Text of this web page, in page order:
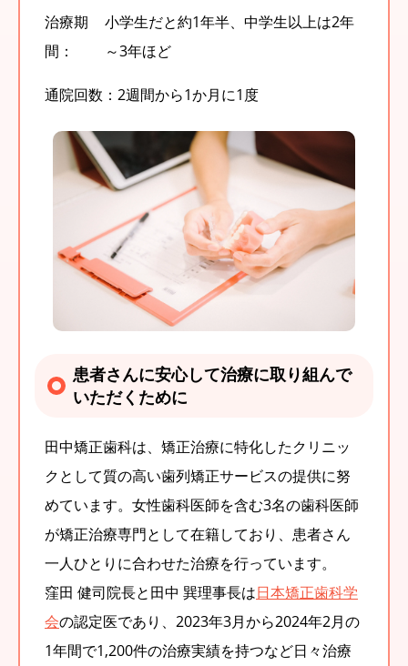
治療期
間：
小学生だと約1年半、中学生以上は2年
～3年ほど
通院回数： 2週間から1か月に1度
患者さんに安心して治療に取り組んで
いただくために
田中矯正歯科は、矯正治療に特化したクリニッ
クとして質の高い歯列矯正サービスの提供に努
めています。女性歯科医師を含む3名の歯科医師
が矯正治療専門として在籍しており、患者さん
一人ひとりに合わせた治療を行っています。
窪田 健司院長と田中 巽理事長は日本矯正歯科学
会の認定医であり、2023年3月から2024年2月の
1年間で1,200件の治療実績を持つなど日々治療